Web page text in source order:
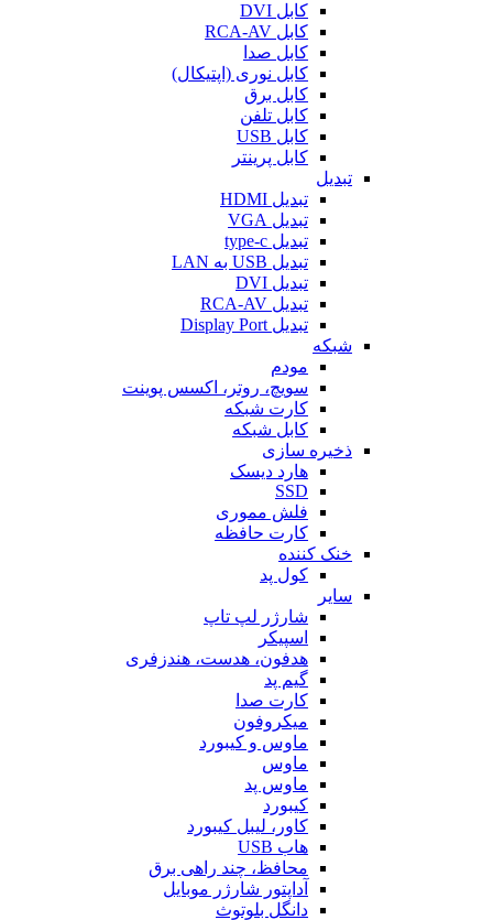
کابل DVI
کابل RCA-AV
کابل صدا
کابل نوری (اپتیکال)
کابل برق
کابل تلفن
کابل USB
کابل پرینتر
تبدیل
تبدیل HDMI
تبدیل VGA
تبدیل type-c
تبدیل USB به LAN
تبدیل DVI
تبدیل RCA-AV
تبدیل Display Port
شبکه
مودم
سویچ، روتر، اکسس پوینت
کارت شبکه
کابل شبکه
ذخیره سازی
هارد دیسک
SSD
فلش مموری
کارت حافظه
خنک کننده
کول پد
سایر
شارژر لپ تاپ
اسپیکر
هدفون، هدست، هندزفری
گیم پد
کارت صدا
میکروفون
ماوس و کیبورد
ماوس
ماوس پد
کیبورد
کاور، لیبل کیبورد
هاب USB
محافظ، چند راهی برق
آداپتور شارژر موبایل
دانگل بلوتوث